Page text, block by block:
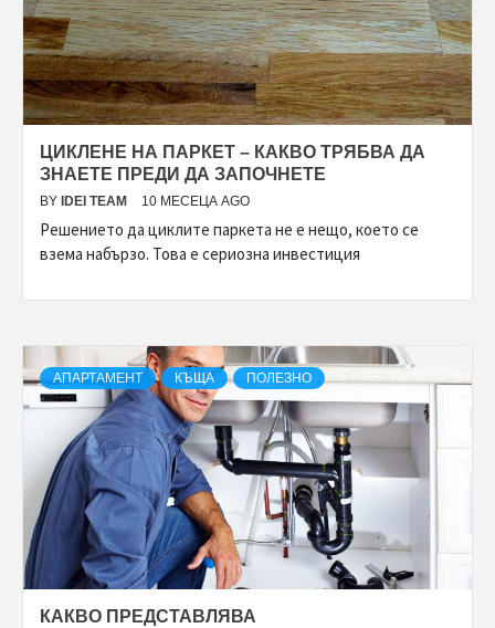
ЦИКЛЕНЕ НА ПАРКЕТ – КАКВО ТРЯБВА ДА
ЗНАЕТЕ ПРЕДИ ДА ЗАПОЧНЕТЕ
BY IDEI TEAM 10 МЕСЕЦА AGO
Решението да циклите паркета не е нещо, което се
взема набързо. Това е сериозна инвестиция
АПАРТАМЕНТ КЪЩА ПОЛЕЗНО
КАКВО ПРЕДСТАВЛЯВА